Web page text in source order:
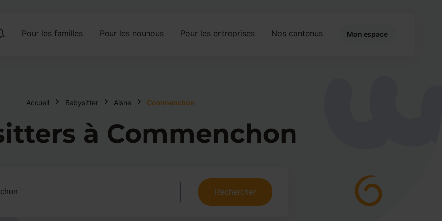
Pour les familles Pour les nounous Pour les entreprises Nos contenus Mon espace
Accueil Babysitter Aisne Commenchon
à Commenchon
Rechercher